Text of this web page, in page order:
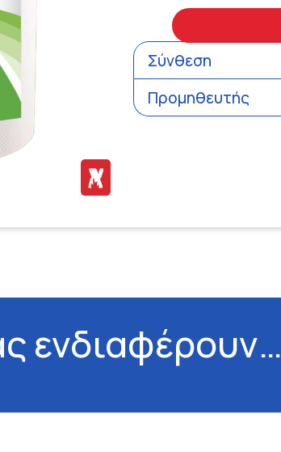
Σύνθεση
Προμηθευτής
ενδιαφέρουν…